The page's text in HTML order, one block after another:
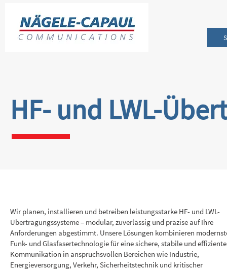
HF- und LWL-
Wir planen, installieren und betreiben leistungsstarke HF- und LWL-
Übertragungssysteme – modular, zuverlässig und präzise auf Ihre
Anforderungen abgestimmt. Unsere Lösungen kombinieren
Funk- und Glasfasertechnologie für eine sichere, stabile und effiziente
Kommunikation in anspruchsvollen Bereichen wie Industrie,
Energieversorgung, Verkehr, Sicherheitstechnik und kritischer